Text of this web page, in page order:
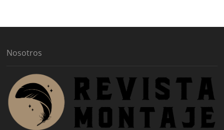
Nosotros